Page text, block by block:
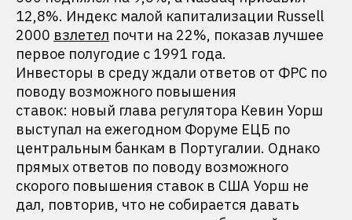
12,8%. Индекс малой капитализации Russell
2000 взлетел почти на 22%, показав лучшее
первое полугодие с 1991 года.
Инвесторы в среду ждали ответов от ФРС по
поводу возможного повышения
ставок: новый глава регулятора Кевин Уорш
выступал на ежегодном Форуме ЕЦБ по
центральным банкам в Португалии. Однако
прямых ответов по поводу возможного
скорого повышения ставок в США Уорш не
дал, повторив, что не собирается давать